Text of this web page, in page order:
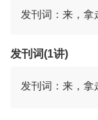
发刊词：来，拿
发刊词(1讲)
发刊词：来，拿